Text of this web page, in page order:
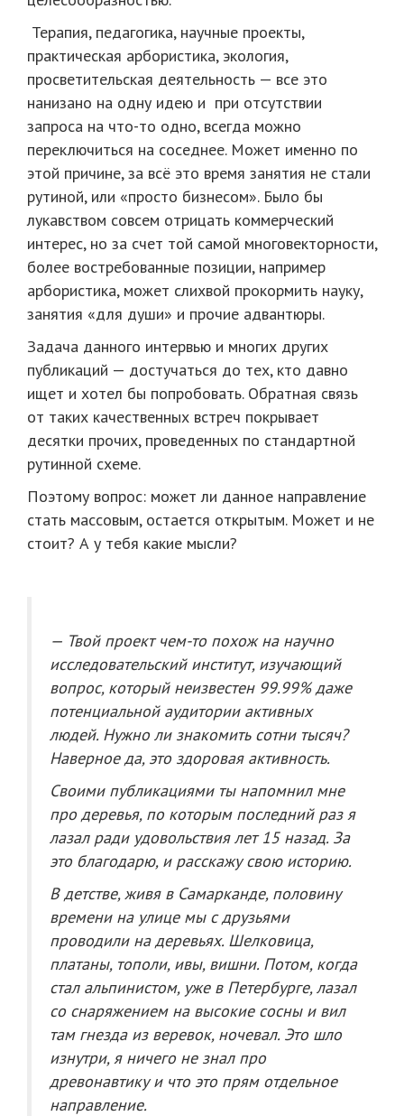
Терапия, педагогика, научные проекты,
практическая арбористика, экология,
просветительская деятельность — все это
нанизано на одну идею и при отсутствии
запроса на что-то одно, всегда можно
переключиться на соседнее. Может именно по
этой причине, за всё это время занятия не стали
рутиной, или «просто бизнесом». Было бы
лукавством совсем отрицать коммерческий
интерес, но за счет той самой многовекторности,
более востребованные позиции, например
арбористика, может слихвой прокормить науку,
занятия «для души» и прочие адвантюры.
Задача данного интервью и многих других
публикаций — достучаться до тех, кто давно
ищет и хотел бы попробовать. Обратная связь
от таких качественных встреч покрывает
десятки прочих, проведенных по стандартной
рутинной схеме.
Поэтому вопрос: может ли данное направление
стать массовым, остается открытым. Может и не
стоит? А у тебя какие мысли?
— Твой проект чем-то похож на научно
исследовательский институт, изучающий
вопрос, который неизвестен 99.99% даже
потенциальной аудитории активных
людей. Нужно ли знакомить сотни тысяч?
Наверное да, это здоровая активность.
Своими публикациями ты напомнил мне
про деревья, по которым последний раз я
лазал ради удовольствия лет 15 назад. За
это благодарю, и расскажу свою историю.
В детстве, живя в Самарканде, половину
времени на улице мы с друзьями
проводили на деревьях. Шелковица,
платаны, тополи, ивы, вишни. Потом, когда
стал альпинистом, уже в Петербурге, лазал
со снаряжением на высокие сосны и вил
там гнезда из веревок, ночевал. Это шло
изнутри, я ничего не знал про
древонавтику и что это прям отдельное
направление.